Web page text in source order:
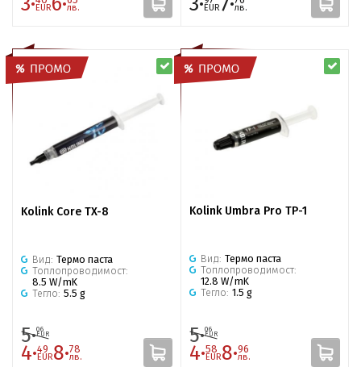
EUR лв. EUR лв.
Kolink Core TX-8
Вид: Термо паста
Топлопроводимост:
8.5 W/mK
Тегло: 5.5 g
5·06
EUR
4·49
EUR8·78
лв.
Kolink Umbra Pro TP-1
Вид: Термо паста
Топлопроводимост:
12.8 W/mK
Тегло: 1.5 g
5·06
EUR
4·58
EUR8·96
лв.